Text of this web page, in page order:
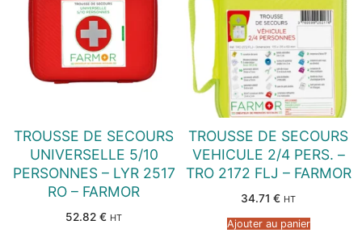
TROUSSE DE SECOURS
UNIVERSELLE 5/10
PERSONNES – LYR 2517
RO – FARMOR
52.82 € HT
TROUSSE DE SECOURS
VEHICULE 2/4 PERS. –
TRO 2172 FLJ – FARMOR
34.71 € HT
Ajouter au panier